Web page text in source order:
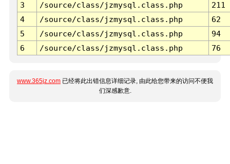
3 /source/class/jzmysql.class.php
211
4
/source/class/jzmysql.class.php
62
5
/source/class/jzmysql.class.php
94
6
/source/class/jzmysql.class.php 76
www.365jz.com 已经将此出错信息详细记录, 由此给您带来的访问不便我
们深感歉意.